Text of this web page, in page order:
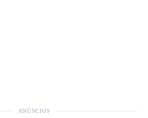
ANÚNCIOS